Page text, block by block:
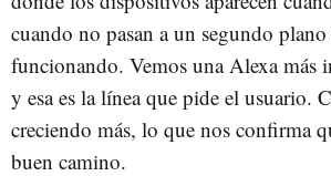
cuando no pasan a un segundo plano
funcionando. Vemos una Alexa más
y esa es la línea que pide el usuario.
creciendo más, lo que nos confirma
buen camino.